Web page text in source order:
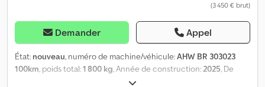
(3 450 € brut)
Demander Appel
État: nouveau, numéro de machine/véhicule:AHW BR 303023
100km, poids total:1 800 kg, Année de construction:2025, De
nombreux modèles disponibles en ligne chez ANHÄNGERWIRTZ.